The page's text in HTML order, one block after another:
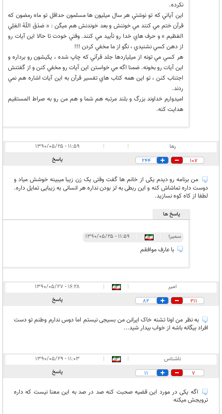
نكرده.
اين آياتي كه تو نوشتي هر سال ميليون ها مسلمون حداقل تو ماه رمضون كه
قرآن ختم مي كنند مي خوننش و بعد خوندنش هم ميگن : « صَدَقَ اللّهُ العَلِي
العَظيم » و حرف هاي خدا رو تأييد مي كنند. وقتي خودت تا حالا اين آيات رو
از دهن كسي نشنيدي ، نگو از ما مخفي كردن !!!
هر كسي مي تونه از ميلياردها جلد قرآني كه چاپ شده ، يكيشون رو برداره و
اين آيات رو بخونه. ضمنا اگه مي خواستن اين آيات رو مخفي كنن و از گفتنش
اجتناب كنن ، تو اين همه كتاب هاي تفسير قرآن به اين آيات اشاره هم نمي
ردند.
اميدوارم خداوند بزرگ و بلند مرتبه هم شما و هم من رو به صراط المستقيم
هدايت كنه.
رها |
|
۱۱:۵۹ - ۱۳۹۰/۰۵/۲۵
107
244 پاسخ
من برنامه رو دیدم یکی از خانم ها گفت وقتی یک زن زیبا میبینه خوشش میاد و
دوست داره تماشاش کنه و این ربطی به لز بودن نداره هر انسانی به زیبایی تمایل داره.
لطفا از کاه کوه نسازید.
پاسخ ها
سمیرا ۱۱:۵۹ - ۱۳۹۰/۰۵/۲۵
با عارف موافقم
امیر |
|
۱۶:۲۸ - ۱۳۹۰/۰۵/۲۷
211
82 پاسخ
به نظر من اونا تشنه خاک ایرانن من بسیجی نیستم اما دوس ندارم وطنم تو دست
افراد بیگانه باشه از خواب بیدار شید...
ناشناس |
|
۱۱:۰۳ - ۱۳۹۰/۰۵/۲۹
7
11 پاسخ
اگه یکی در مورد این قضیه صحبت کنه صد در صد به این معنا نیست که داره
ترویجش میکنه